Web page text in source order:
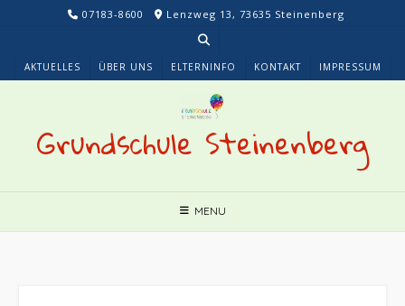
07183-8600 Lenzweg 13, 73635 Steinenberg
AKTUELLES ÜBER UNS ELTERNINFO KONTAKT IMPRESSUM
Grundschule Steinenberg
MENU